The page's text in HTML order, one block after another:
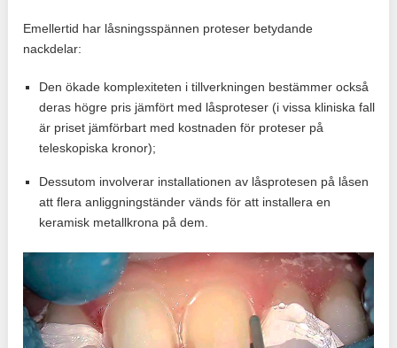
Emellertid har låsningsspännen proteser betydande
nackdelar:
Den ökade komplexiteten i tillverkningen bestämmer också
deras högre pris jämfört med låsproteser (i vissa kliniska fall
är priset jämförbart med kostnaden för proteser på
teleskopiska kronor);
Dessutom involverar installationen av låsprotesen på låsen
att flera anliggningständer vänds för att installera en
keramisk metallkrona på dem.